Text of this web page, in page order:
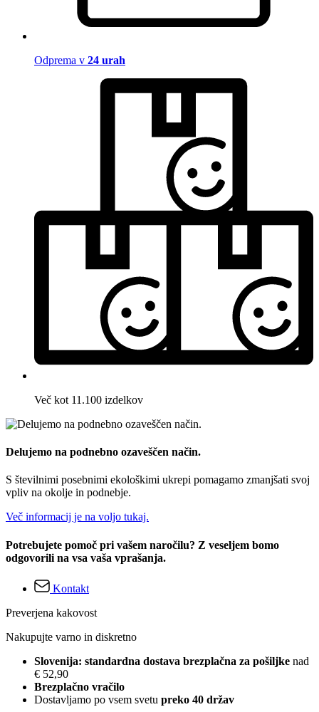
Odprema v 24 urah
Več kot 11.100 izdelkov
Delujemo na podnebno ozaveščen način.
S številnimi posebnimi ekološkimi ukrepi pomagamo zmanjšati svoj
vpliv na okolje in podnebje.
Več informacij je na voljo tukaj.
Potrebujete pomoč pri vašem naročilu? Z veseljem bomo
odgovorili na vsa vaša vprašanja.
Kontakt
Preverjena kakovost
Nakupujte varno in diskretno
Slovenija: standardna dostava brezplačna za pošiljke nad
€ 52,90
Brezplačno vračilo
Dostavljamo po vsem svetu preko 40 držav